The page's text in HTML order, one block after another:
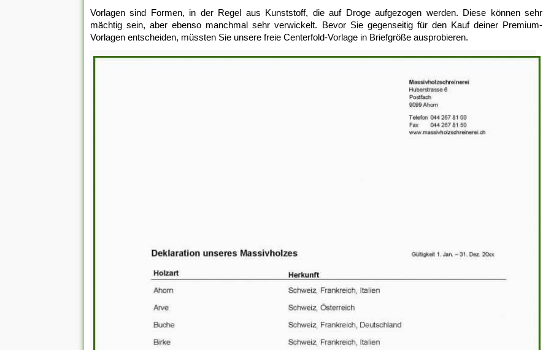
Vorlagen sind Formen, in der Regel aus Kunststoff, die auf Droge aufgezogen werden. Diese können sehr
mächtig sein, aber ebenso manchmal sehr verwickelt. Bevor Sie gegenseitig für den Kauf deiner Premium-
Vorlagen entscheiden, müssten Sie unsere freie Centerfold-Vorlage in Briefgröße ausprobieren.